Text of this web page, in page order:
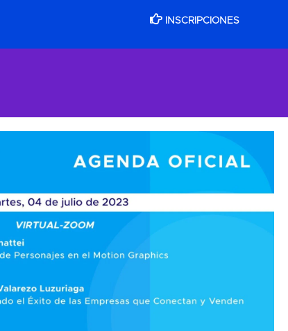
INSCRIPCIONES